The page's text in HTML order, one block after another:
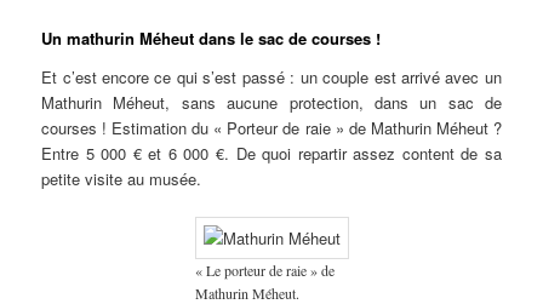
Un mathurin Méheut dans le sac de courses !
Et c’est encore ce qui s’est passé : un couple est arrivé avec un
Mathurin Méheut, sans aucune protection, dans un sac de
courses ! Estimation du « Porteur de raie » de Mathurin Méheut ?
Entre 5 000 € et 6 000 €. De quoi repartir assez content de sa
petite visite au musée.
« Le porteur de raie » de
Mathurin Méheut.